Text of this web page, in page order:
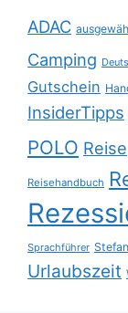
ADAC
Camping
Gutschein
InsiderTipps
POLO Reise
Reisehandbuch
Sprachführer Stefan
Urlaubszeit